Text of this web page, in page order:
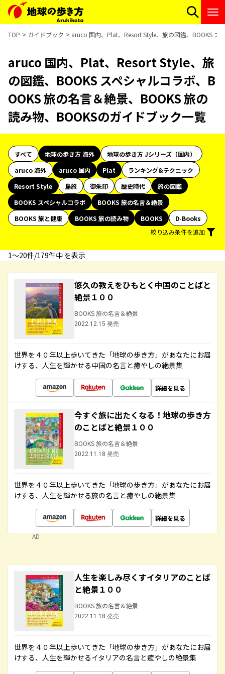
TOP ガイドブック aruco 国内、Plat、Resort Style、旅の図鑑、BOOKS ス
aruco 国内、Plat、Resort Style、旅
の図鑑、BOOKS スペシャルコラボ、B
OOKS 旅の名言＆絶景、BOOKS 旅の
読み物、BOOKSのガイドブック一覧
すべて 地球の歩き方 海外
地球の歩き方 Jシリーズ（国内）
aruco 海外
aruco 国内 Plat
ランキング&テクニック
Resort Style
島旅 御朱印 歴史時代
旅の図鑑
BOOKS スペシャルコラボ
BOOKS 旅の名言＆絶景
BOOKS 旅と健康
BOOKS 旅の読み物 BOOKS
D-Books
絞り込み条件を追加
1〜20件/179件中 を表示
悠久の教えをひもとく中国のことばと
絶景１００
BOOKS 旅の名言＆絶景
2022.12.15 発売
世界を４０年以上歩いてきた「地球の歩き方」があなたにお届
けする、人生を輝かせる中国の名言と癒やしの絶景集
詳細を見る
今すぐ旅に出たくなる！地球の歩き方
のことばと絶景１００
BOOKS 旅の名言＆絶景
2022.11.18 発売
世界を４０年以上歩いてきた「地球の歩き方」があなたにお届
けする、人生を輝かせる旅の名言と癒やしの絶景集
詳細を見る
AD
人生を楽しみ尽くすイタリアのことば
と絶景１００
BOOKS 旅の名言＆絶景
2022.11.18 発売
世界を４０年以上歩いてきた「地球の歩き方」があなたにお届
けする、人生を輝かせるイタリアの名言と癒やしの絶景集